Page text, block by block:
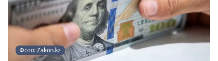
Фото: Zakon.kz